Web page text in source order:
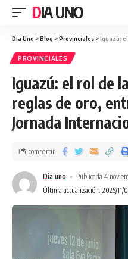
DIA UNO
Dia Uno >Blog >Provinciales >Iguazú: el rol de la
PROVINCIALES
Iguazú: el rol de
reglas de oro,
Jornada
Última actualización: 2025/11/
Dia uno Publicada 4
compartir